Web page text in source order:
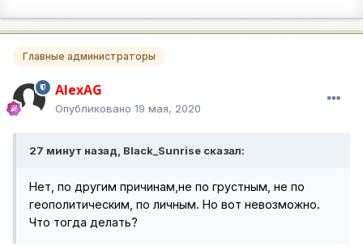
Главные администраторы
AlexAG
Опубликовано 19 мая, 2020
27 минут назад, Black_Sunrise сказал:
Нет, по другим причинам,не по грустным, не по
геополитическим, по личным. Но вот невозможно.
Что тогда делать?